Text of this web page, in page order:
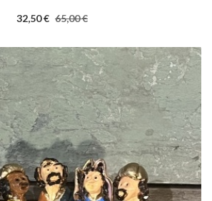
32,50 € 65,00 €